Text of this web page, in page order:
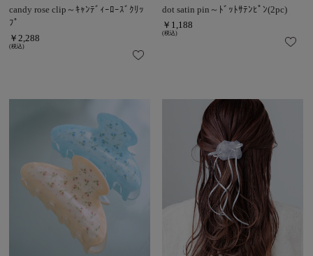
candy rose clip～ｷｬﾝﾃﾞｨｰﾛｰｽﾞｸﾘｯ
ﾌﾟ
￥2,288
(税込)
dot satin pin～ﾄﾞｯﾄｻﾃﾝﾋﾟﾝ(2pc)
￥1,188
(税込)